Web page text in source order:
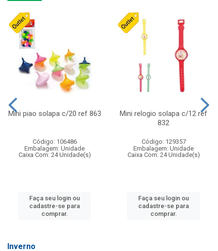
Mini piao solapa c/20 ref 863
Código: 106486
Embalagem: Unidade
Caixa Com: 24 Unidade(s)
Faça seu login ou
cadastre-se para
comprar.
Mini relogio solapa c/12 ref
832
Código: 129357
Embalagem: Unidade
Caixa Com: 24 Unidade(s)
Faça seu login ou
cadastre-se para
comprar.
Inverno